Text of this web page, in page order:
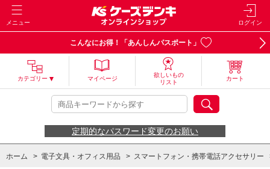
メニュー ログイン
こんなにお得！「あんしんパスポート」
カテゴリー マイページ
欲しいもの
リスト
カート
定期的なパスワード変更のお願い
ホーム > 電子文具・オフィス用品 > スマートフォン・携帯電話アクセサリー